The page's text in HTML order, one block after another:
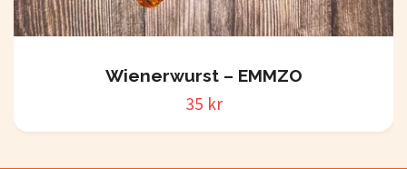
Wienerwurst – EMMZO
35 kr